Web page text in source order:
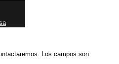
Los campos son